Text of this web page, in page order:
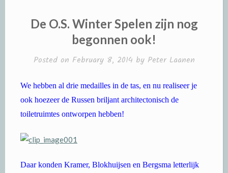
De O.S. Winter Spelen zijn nog
begonnen ook!
Posted on February 8, 2014 by Peter Laanen
We hebben al drie medailles in de tas, en nu realiseer je
ook hoezeer de Russen briljant architectonisch de
toiletruimtes ontworpen hebben!
Daar konden Kramer, Blokhuijsen en Bergsma letterlijk